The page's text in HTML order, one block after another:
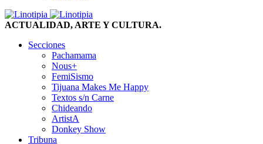
ACTUALIDAD, ARTE Y CULTURA.
Secciones
Pachamama
Nous+
FemiSismo
Tijuana Makes Me Happy
Textos s/n Carne
Chideando
ArtistA
Donkey Show
Tribuna